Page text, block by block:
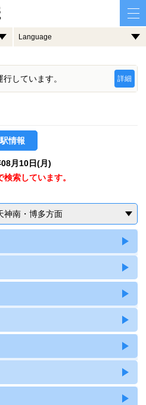
Language
行しています。 詳細
駅情報
月10日(月)
索しています。
南・博多方面